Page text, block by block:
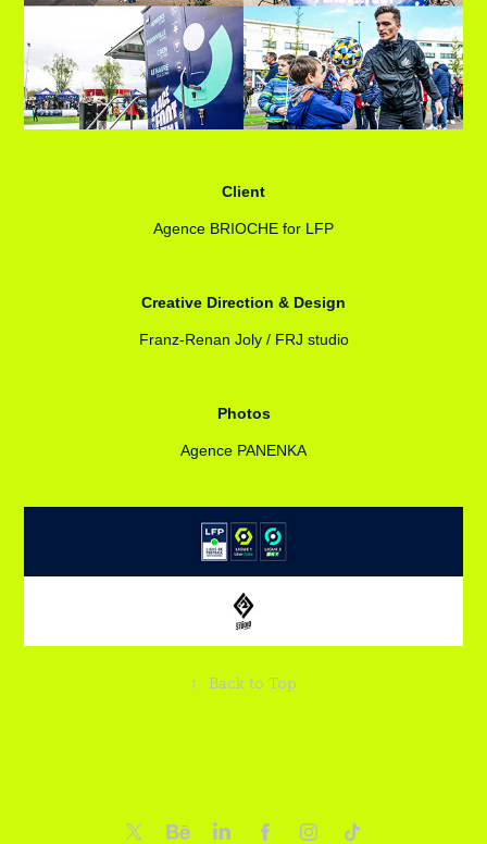
Client
Agence BRIOCHE for LFP
Creative Direction & Design
Franz-Renan Joly / FRJ studio
Photos
Agence PANENKA
↑ Back to Top